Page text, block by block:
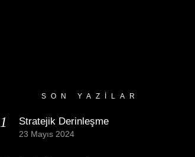
SON YAZILAR
Stratejik Derinleşme
23 Mayıs 2024